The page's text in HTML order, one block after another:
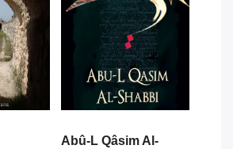
Abû-L Qâsim Al-